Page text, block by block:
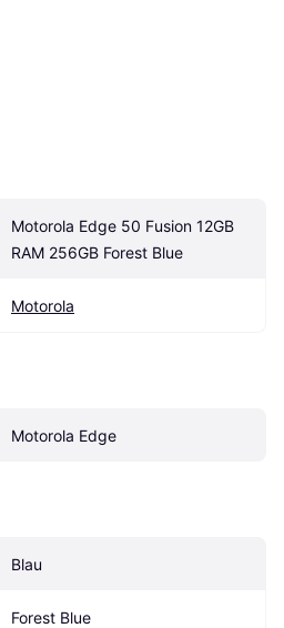
Motorola Edge 50 Fusion 12GB
RAM 256GB Forest Blue
Motorola
Motorola Edge
Blau
Forest Blue